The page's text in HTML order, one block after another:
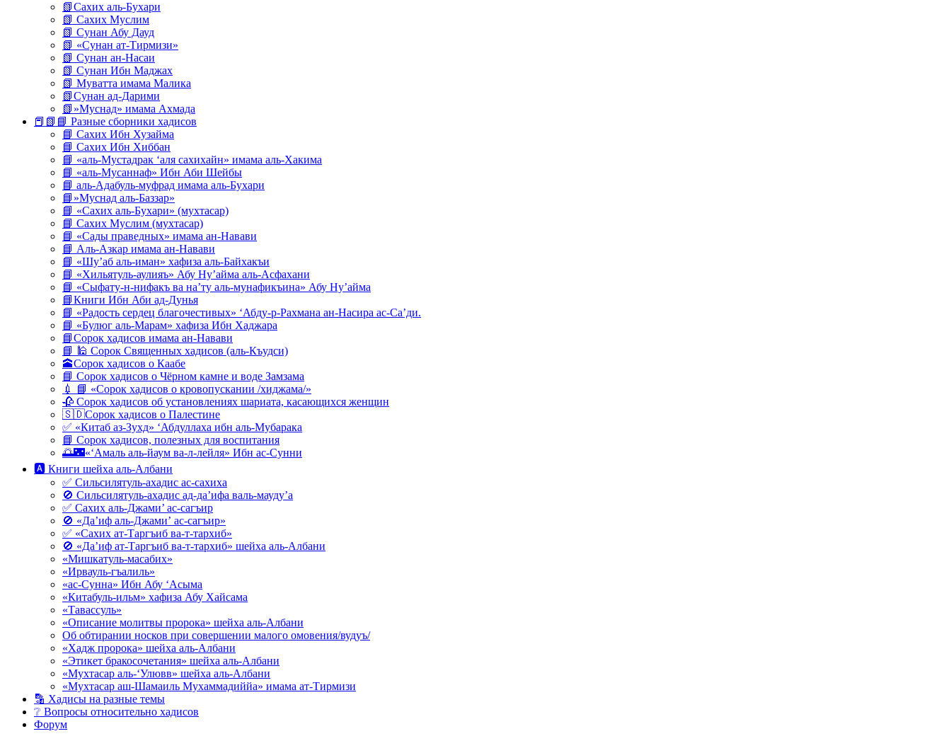
📗Сахих аль-Бухари
📗 Сахих Муслим
📗 Сунан Абу Дауд
📗 «Сунан ат-Тирмизи»
📗 Сунан ан-Насаи
📗 Сунан Ибн Маджах
📗 Муватта имама Малика
📗Сунан ад-Дарими
📗»Муснад» имама Ахмада
📕📗📘 Разные сборники хадисов
📘 Сахих Ибн Хузайма
📘 Сахих Ибн Хиббан
📘 «аль-Мустадрак ‘аля сахихайн» имама аль-Хакима
📘 «аль-Мусаннаф» Ибн Аби Шейбы
📘 аль-Адабуль-муфрад имама аль-Бухари
📘»Муснад аль-Баззар»
📘 «Сахих аль-Бухари» (мухтасар)
📘 Сахих Муслим (мухтасар)
📘 «Сады праведных» имама ан-Навави
📘 Аль-Азкар имама ан-Навави
📘 «Шу’аб аль-иман» хафиза аль-Байхакъи
📘 «Хильятуль-аулияъ» Абу Ну’айма аль-Асфахани
📘 «Сыфату-н-нифакъ ва на’ту аль-мунафикъина» Абу Ну’айма
📘Книги Ибн Аби ад-Дунья
📘 «Радость сердец благочестивых» ‘Абду-р-Рахмана ан-Насира ас-Са’ди.
📘 «Булюг аль-Марам» хафиза Ибн Хаджара
📘Сорок хадисов имама ан-Навави
📘 🕌 Сорок Священных хадисов (аль-Къудси)
🕋Сорок хадисов о Каабе
📘 Сорок хадисов о Чёрном камне и воде Замзама
💉 📘 «Сорок хадисов о кровопускании /хиджама/»
🥀 Сорок хадисов об установлениях шариата, касающихся женщин
🇸🇩Сорок хадисов о Палестине
✅ «Китаб аз-Зухд» ‘Абдуллаха ибн аль-Мубарака
📘 Сорок хадисов, полезных для воспитания
🌅🌃«‘Амаль аль-йаум ва-л-лейля» Ибн ас-Сунни
🅰 Книги шейха аль-Албани
✅ Сильсилятуль-ахадис ас-сахиха
🚫 Сильсилятуль-ахадис ад-да’ифа валь-мауду’а
✅ Сахих аль-Джами’ ас-сагъир
🚫 «Да’иф аль-Джами’ ас-сагъир»
✅ «Сахих ат-Таргъиб ва-т-тархиб»
🚫 «Да’иф ат-Таргъиб ва-т-тархиб» шейха аль-Албани
«Мишкатуль-масабих»
«Ирвауль-гъалиль»
«ас-Сунна» Ибн Абу ‘Асыма
«Китабуль-ильм» хафиза Абу Хайсама
«Тавассуль»
«Описание молитвы пророка» шейха аль-Албани
Об обтирании носков при совершении малого омовения/вудуъ/
«Хадж пророка» шейха аль-Албани
«Этикет бракосочетания» шейха аль-Албани
«Мухтасар аль-‘Улювв» шейха аль-Албани
«Мухтасар аш-Шамаиль Мухаммадиййа» имама ат-Тирмизи
🔡 Хадисы на разные темы
❔ Вопросы относительно хадисов
Форум